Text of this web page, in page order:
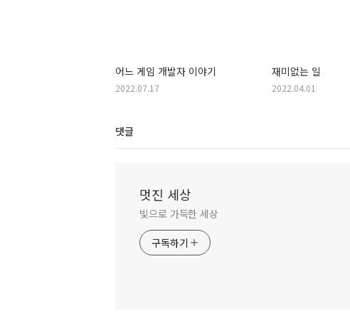
어느 게임 개발자 이야기
2022.07.17
재미없는 일
2022.04.01
댓글
멋진 세상
빛으로 가득한 세상
구독하기